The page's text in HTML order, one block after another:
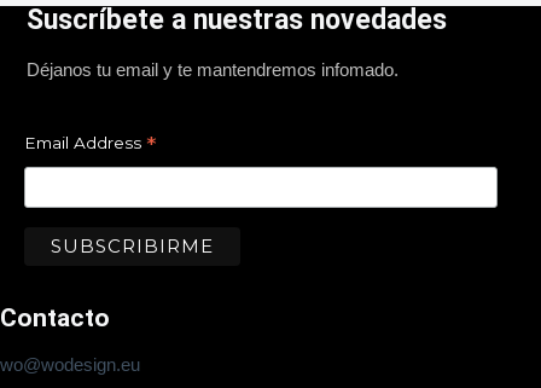
Suscríbete a nuestras novedades
Déjanos tu email y te mantendremos infomado.
Email Address *
Contacto
wo@wodesign.eu